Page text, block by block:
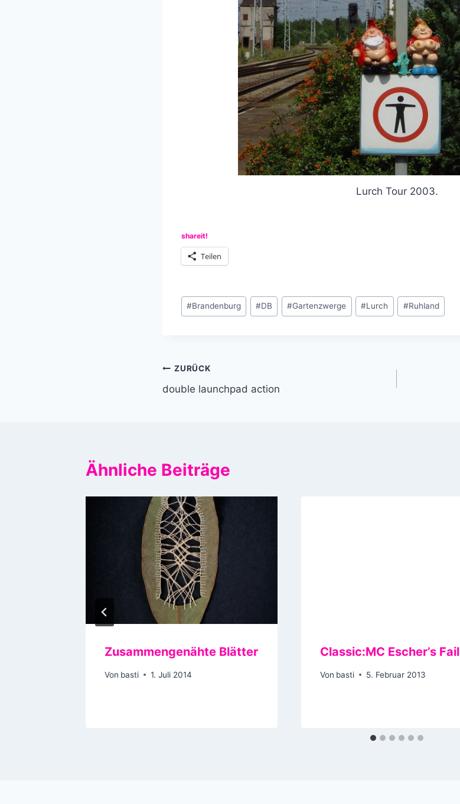
Lurch Tour 2003.
shareit!
Teilen
Schlagworte:
#Brandenburg #DB #Gartenzwerge #Lurch #Ruhland
Beitragsnavigation
ZURÜCK
double launchpad action
Ähnliche Beiträge
Zusammengenähte Blätter
Von basti 1. Juli 2014
Classic:MC Escher’s Fail
Von basti 5. Februar 2013